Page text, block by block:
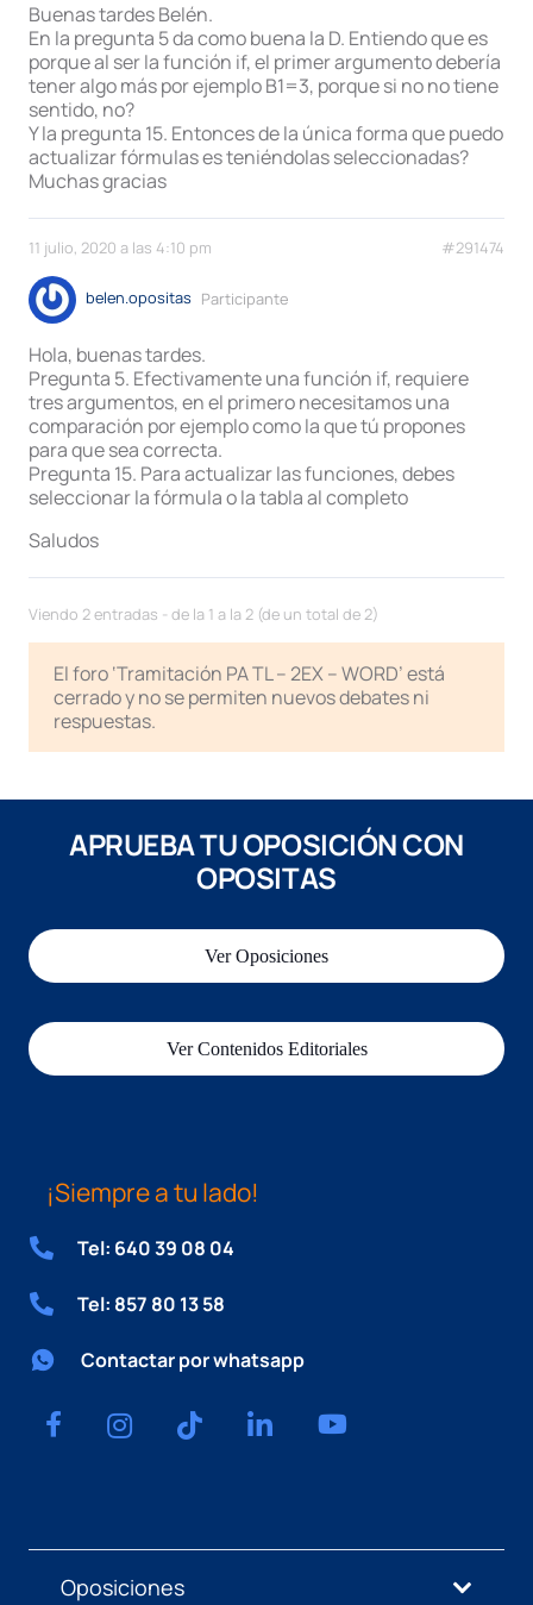
Buenas tardes Belén.
En la pregunta 5 da como buena la D. Entiendo que es
porque al ser la función if, el primer argumento debería
tener algo más por ejemplo B1=3, porque si no no tiene
sentido, no?
Y la pregunta 15. Entonces de la única forma que puedo
actualizar fórmulas es teniéndolas seleccionadas?
Muchas gracias
11 julio, 2020 a las 4:10 pm #291474
belen.opositas Participante
Hola, buenas tardes.
Pregunta 5. Efectivamente una función if, requiere
tres argumentos, en el primero necesitamos una
comparación por ejemplo como la que tú propones
para que sea correcta.
Pregunta 15. Para actualizar las funciones, debes
seleccionar la fórmula o la tabla al completo
Saludos
Viendo 2 entradas - de la 1 a la 2 (de un total de 2)
El foro ‘Tramitación PA TL – 2EX – WORD’ está
cerrado y no se permiten nuevos debates ni
respuestas.
APRUEBA TU OPOSICIÓN CON
OPOSITAS
Ver Oposiciones
Ver Contenidos Editoriales
¡Siempre a tu lado!
Tel: 640 39 08 04
Tel: 857 80 13 58
Contactar por whatsapp
Oposiciones